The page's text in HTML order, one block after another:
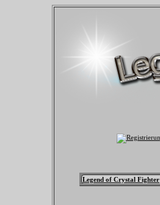
Legend of Crystal Fighter